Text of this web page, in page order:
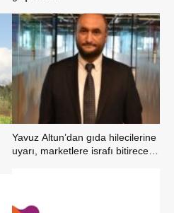
Yavuz Altun’dan gıda hilecilerine
uyarı, marketlere israfı bitirecek